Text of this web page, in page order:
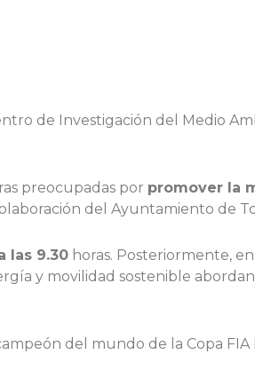
de Investigación del Medio
preocupadas por promover la
del Ayuntamiento de
las 9.30 horas. Posteriormente,
y movilidad sostenible
del mundo de la Copa